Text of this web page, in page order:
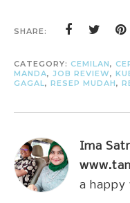
SHARE:
CATEGORY: CEMILAN,
MANDA, JOB REVIEW,
GAGAL, RESEP MUDAH,
Ima
a happy